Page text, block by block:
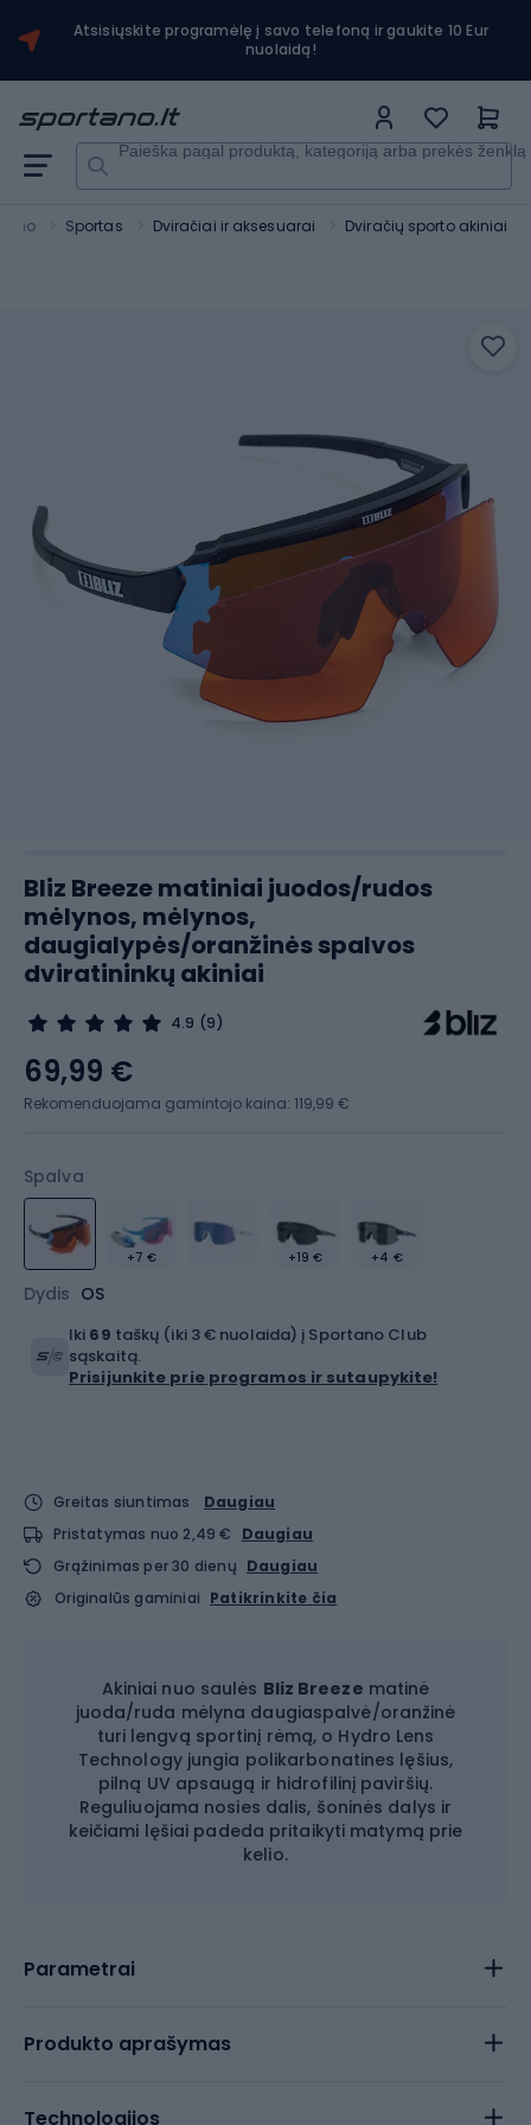
Atsisiųskite programėlę į savo telefoną ir gaukite 10 Eur
nuolaidą!
Paieška pagal produktą, kategoriją arba prekės ženklą
Sportas Dviračiai ir aksesuarai Dviračių sporto akiniai
Bliz Breeze matiniai juodos/rudos
mėlynos, mėlynos,
daugialypės/oranžinės spalvos
dviratininkų akiniai
4.9 (9)
Spalva
+7 € +19 € +4 €
Dydis OS
69,99 €
Rekomenduojama gamintojo kaina: 119,99 €
Iki 69 taškų (iki 3 € nuolaida) į Sportano Club
sąskaitą.
Prisijunkite prie programos ir sutaupykite!
Greitas siuntimas
Daugiau
Pristatymas nuo 2,49 €
Daugiau
Grąžinimas per 30 dienų Daugiau
Originalūs gaminiai Patikrinkite čia
Akiniai nuo saulės Bliz Breeze matinė
juoda/ruda mėlyna daugiaspalvė/oranžinė
turi lengvą sportinį rėmą, o Hydro Lens
Technology jungia polikarbonatines lęšius,
pilną UV apsaugą ir hidrofilinį paviršių.
Reguliuojama nosies dalis, šoninės dalys ir
keičiami lęšiai padeda pritaikyti matymą prie
kelio.
Parametrai
Produkto aprašymas
Technologijos